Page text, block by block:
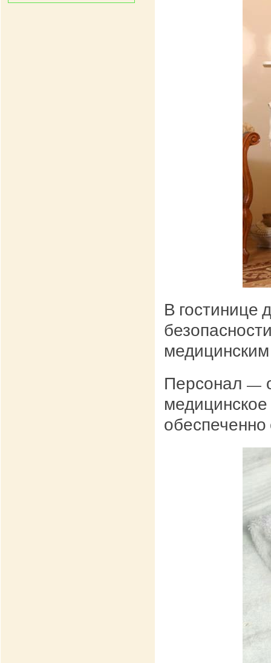
В гостинице
Персонал —